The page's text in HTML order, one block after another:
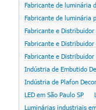
Fabricante de luminária
Fabricante de luminária
Fabricante e
Fabricante e
Fabricante e Distribuidor
Indústria de Embutido
Indústria de Plafon
LED em São Paulo SP
Luminárias industriais